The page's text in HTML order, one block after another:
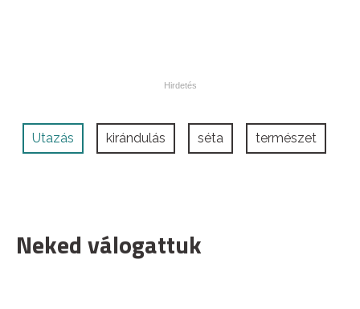
Utazás kirándulás séta természet
Neked válogattuk